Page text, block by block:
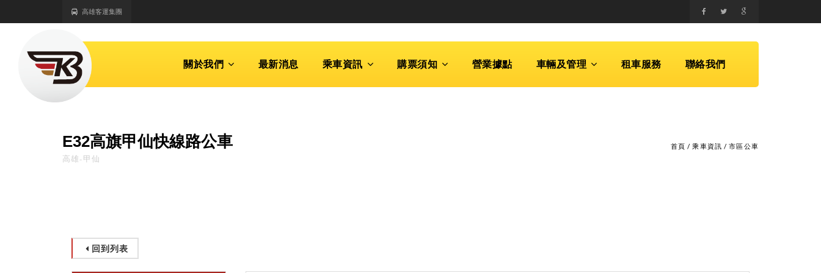
高雄客運集團
關於我們 最新消息 乘車資訊 購票須知 營業據點 車輛及管理 租車服務 聯絡我們
E32高旗甲仙快線路公車
高雄-甲仙
首頁 /乘車資訊 /市區公車
回到列表